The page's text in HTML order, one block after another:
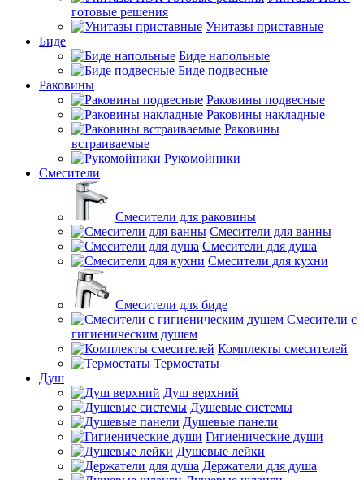
готовые решения
Унитазы приставные
Биде
Биде напольные
Биде подвесные
Раковины
Раковины подвесные
Раковины накладные
Раковины
встраиваемые
Рукомойники
Смесители
Смесители для раковины
Смесители для ванны
Смесители для душа
Смесители для кухни
Смесители для биде
Смесители с
гигиеническим душем
Комплекты смесителей
Термостаты
Душ
Душ верхний
Душевые системы
Душевые панели
Гигиенические души
Душевые лейки
Держатели для душа